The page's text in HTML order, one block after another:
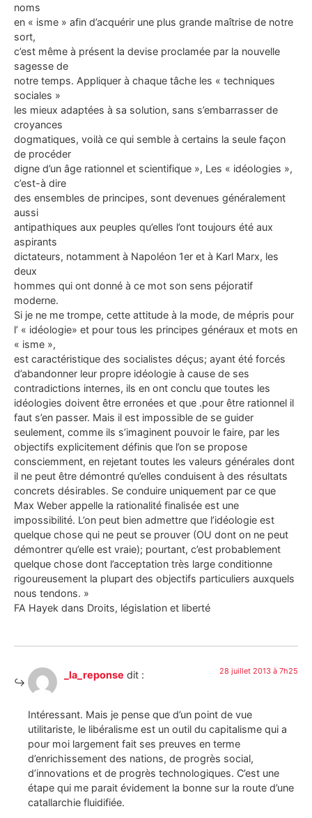
noms
en « isme » afin d’acquérir une plus grande maîtrise de notre
sort,
c’est même à présent la devise proclamée par la nouvelle
sagesse de
notre temps. Appliquer à chaque tâche les « techniques
sociales »
les mieux adaptées à sa solution, sans s’embarrasser de
croyances
dogmatiques, voilà ce qui semble à certains la seule façon
de procéder
digne d’un âge rationnel et scientifique », Les « idéologies »,
c’est-à dire
des ensembles de principes, sont devenues généralement
aussi
antipathiques aux peuples qu’elles l’ont toujours été aux
aspirants
dictateurs, notamment à Napoléon 1er et à Karl Marx, les
deux
hommes qui ont donné à ce mot son sens péjoratif
moderne.
Si je ne me trompe, cette attitude à la mode, de mépris pour
l’ « idéologie» et pour tous les principes généraux et mots en
« isme »,
est caractéristique des socialistes déçus; ayant été forcés
d’abandonner leur propre idéologie à cause de ses
contradictions internes, ils en ont conclu que toutes les
idéologies doivent être erronées et que .pour être rationnel il
faut s’en passer. Mais il est impossible de se guider
seulement, comme ils s’imaginent pouvoir le faire, par les
objectifs explicitement définis que l’on se propose
consciemment, en rejetant toutes les valeurs générales dont
il ne peut être démontré qu’elles conduisent à des résultats
concrets désirables. Se conduire uniquement par ce que
Max Weber appelle la rationalité finalisée est une
impossibilité. L’on peut bien admettre que l’idéologie est
quelque chose qui ne peut se prouver (OU dont on ne peut
démontrer qu’elle est vraie); pourtant, c’est probablement
quelque chose dont l’acceptation très large conditionne
rigoureusement la plupart des objectifs particuliers auxquels
nous tendons. »
FA Hayek dans Droits, législation et liberté
_la_reponse dit : 28 juillet 2013 à 7h25
Intéressant. Mais je pense que d’un point de vue
utilitariste, le libéralisme est un outil du capitalisme qui a
pour moi largement fait ses preuves en terme
d’enrichissement des nations, de progrès social,
d’innovations et de progrès technologiques. C’est une
étape qui me parait évidement la bonne sur la route d’une
catallarchie fluidifiée.